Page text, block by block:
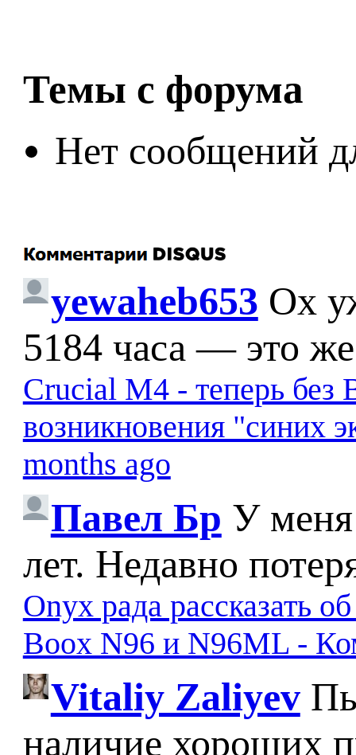
Темы с форума
Нет сообщений
yewaheb653 Ох
5184 часа — это
Crucial M4 - теперь без
возникновения "синих
months ago
Павел Бр У меня
лет. Недавно
Onyx рада рассказать
Boox N96 и N96ML -
Vitaliy Zaliyev
наличие хороших